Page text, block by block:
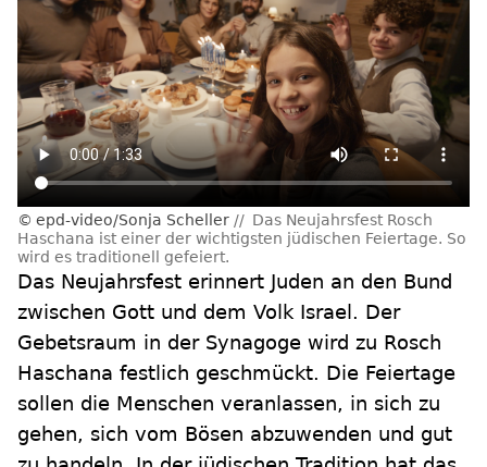
epd-video/Sonja Scheller
Das Neujahrsfest Rosch
Haschana ist einer der wichtigsten jüdischen Feiertage. So
wird es traditionell gefeiert.
Das Neujahrsfest erinnert Juden an den Bund
zwischen Gott und dem Volk Israel. Der
Gebetsraum in der Synagoge wird zu Rosch
Haschana festlich geschmückt. Die Feiertage
sollen die Menschen veranlassen, in sich zu
gehen, sich vom Bösen abzuwenden und gut